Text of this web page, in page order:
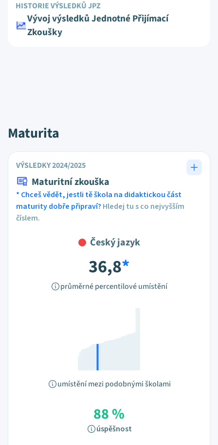
HISTORIE VÝSLEDKŮ JPZ
Vývoj výsledků Jednotné Přijímací
Zkoušky
Maturita
VÝSLEDKY 2024/2025
Maturitní zkouška
* Chceš vědět, jestli tě škola na didaktickou část
maturity dobře připraví? Hledej tu s co nejvyšším
číslem.
Český jazyk
36,8*
průměrné percentilové umístění
umístění mezi podobnými školami
88 %
úspěšnost